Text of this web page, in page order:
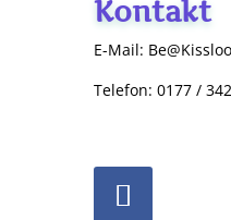
Kontakt
E-Mail:
Telefon: 0177 /